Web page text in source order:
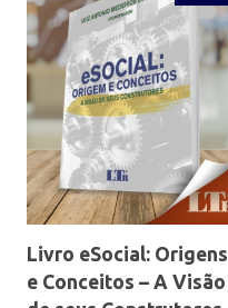
Livro eSocial: Origens
e Conceitos – A Visão